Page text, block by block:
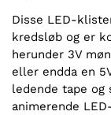
Disse LED-
kredsløb og er
herunder 3V
eller endda en
ledende tape og
animerende